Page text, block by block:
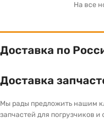
На все
Доставка по
Доставка
Мы рады предложить нашим
запчастей для погрузчиков